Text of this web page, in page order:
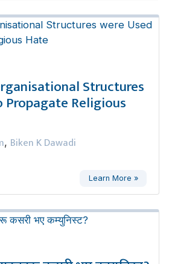
Structures
Propagate Religious
, Biken K Dawadi
Learn More »